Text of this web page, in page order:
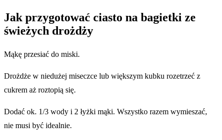
Jak przygotować ciasto na bagietki ze
świeżych drożdży
Mąkę przesiać do miski.
Drożdże w niedużej miseczce lub większym kubku rozetrzeć z
cukrem aż roztopią się.
Dodać ok. 1/3 wody i 2 łyżki mąki. Wszystko razem wymieszać,
nie musi być idealnie.